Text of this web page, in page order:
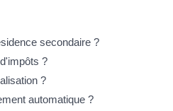
secondaire ?
?
?
automatique ?